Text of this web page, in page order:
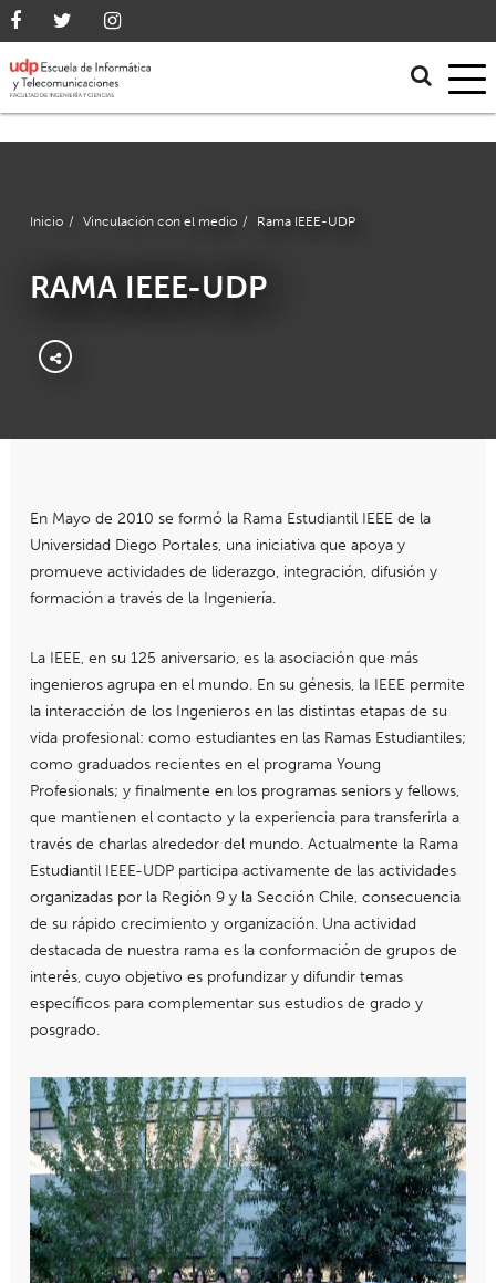
Inicio / Vinculación con el medio / Rama IEEE-UDP
RAMA IEEE-UDP
En Mayo de 2010 se formó la Rama Estudiantil IEEE de la
Universidad Diego Portales, una iniciativa que apoya y
promueve actividades de liderazgo, integración, difusión y
formación a través de la Ingeniería.
La IEEE, en su 125 aniversario, es la asociación que más
ingenieros agrupa en el mundo. En su génesis, la IEEE permite
la interacción de los Ingenieros en las distintas etapas de su
vida profesional: como estudiantes en las Ramas Estudiantiles;
como graduados recientes en el programa Young
Profesionals; y finalmente en los programas seniors y fellows,
que mantienen el contacto y la experiencia para transferirla a
través de charlas alrededor del mundo. Actualmente la Rama
Estudiantil IEEE-UDP participa activamente de las actividades
organizadas por la Región 9 y la Sección Chile, consecuencia
de su rápido crecimiento y organización. Una actividad
destacada de nuestra rama es la conformación de grupos de
interés, cuyo objetivo es profundizar y difundir temas
específicos para complementar sus estudios de grado y
posgrado.